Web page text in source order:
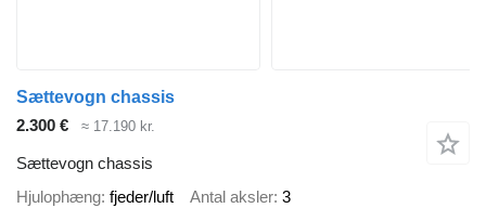
Sættevogn chassis
2.300 €
≈ 17.190 kr.
Sættevogn chassis
Hjulophæng fjeder/luft Antal aksler 3